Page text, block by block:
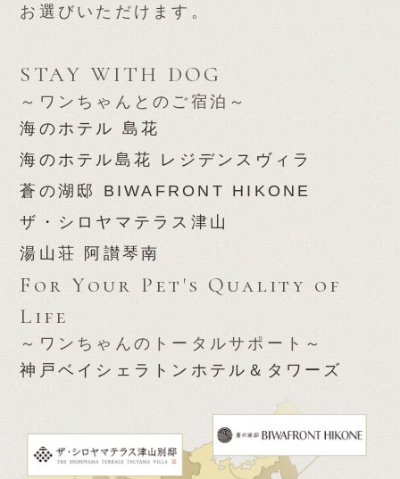
お選びいただけます。
STAY WITH DOG
～ワンちゃんとのご宿泊～
海のホテル 島花
海のホテル島花 レジデンスヴィラ
蒼の湖邸 BIWAFRONT HIKONE
ザ・シロヤマテラス津山
湯山荘 阿讃琴南
For Your Pet's Quality of
Life
～ワンちゃんのトータルサポート～
神戸ベイシェラトンホテル＆タワーズ